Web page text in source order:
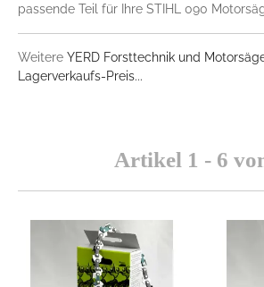
passende Teil für Ihre STIHL 090
Weitere YERD Forsttechnik und
Lagerverkaufs-Preis...
Artikel 1 - 6